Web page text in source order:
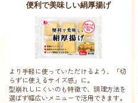
便利で美味しい絹厚揚げ
より手軽に使っていただけるよう、「切
らずに使えるサイズ感」に。
型崩れしにくいのも特徴で、調理方法を
選ばず幅広いメニューで活用できます。